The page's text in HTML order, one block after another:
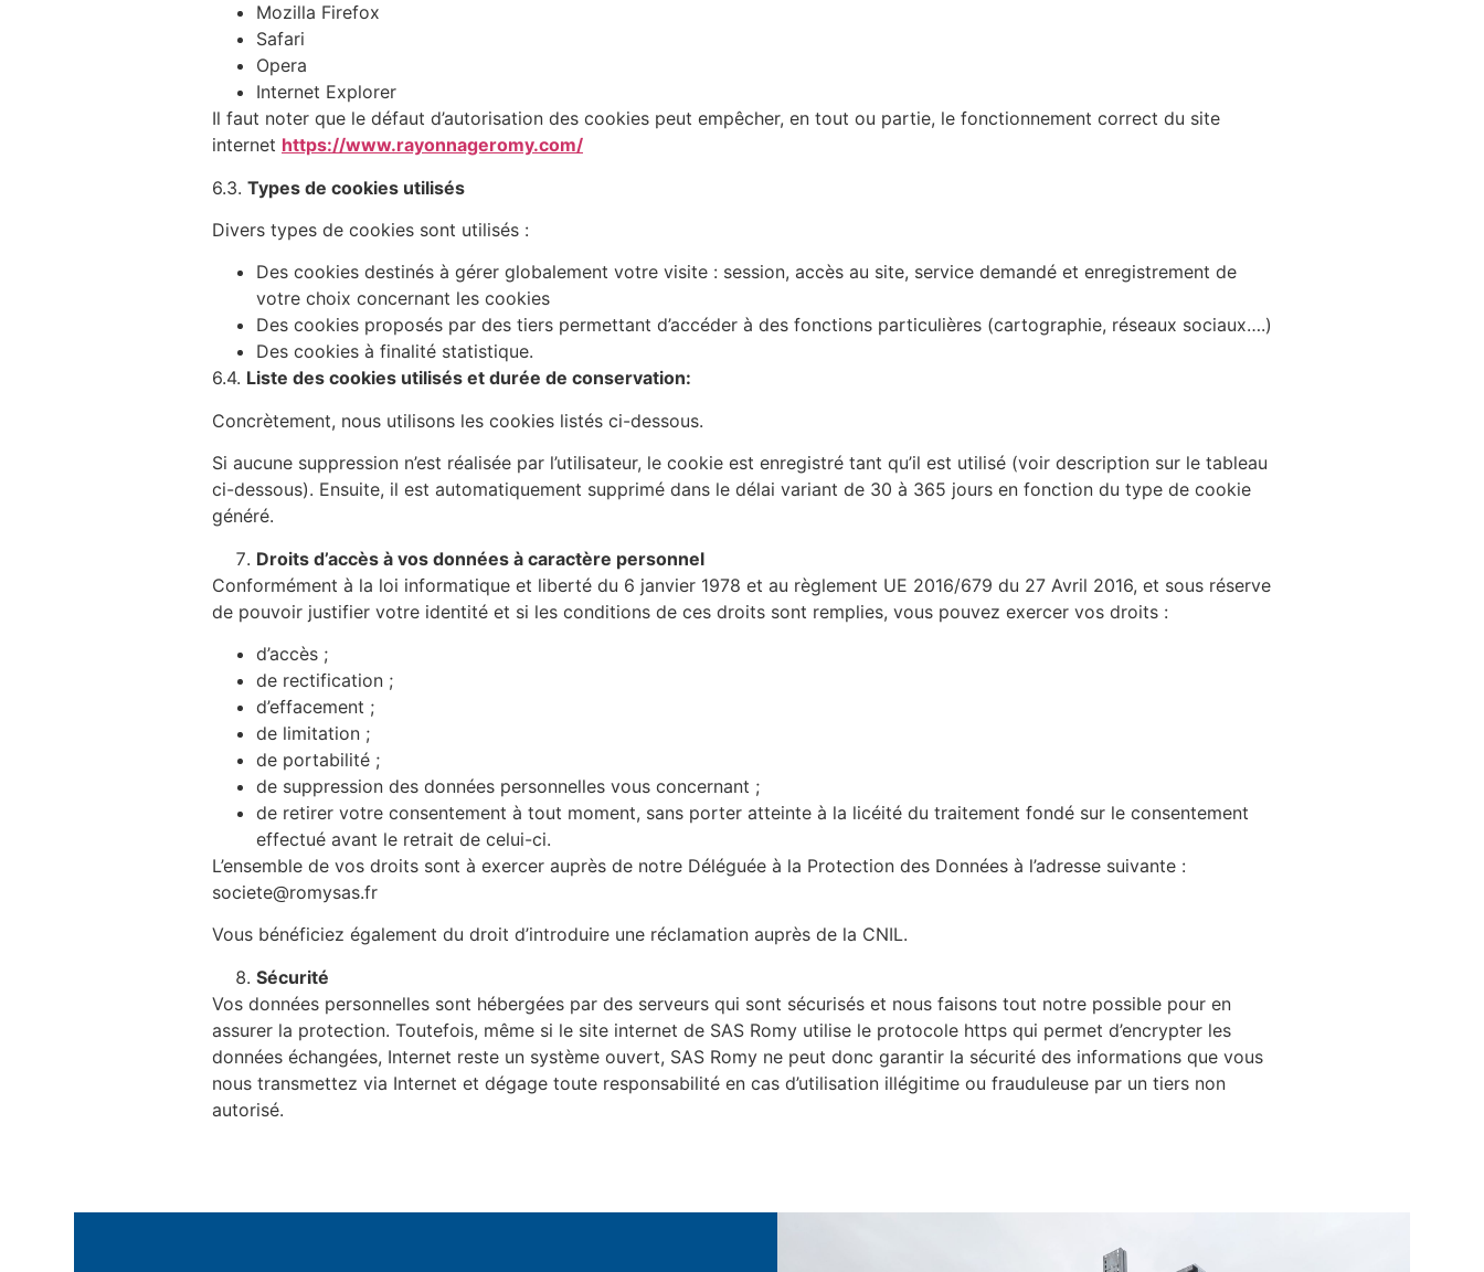
Mozilla Firefox
Safari
Opera
Internet Explorer
Il faut noter que le défaut d’autorisation des cookies peut empêcher, en tout ou partie, le fonctionnement correct du site
internet https://www.rayonnageromy.com/
6.3. Types de cookies utilisés
Divers types de cookies sont utilisés :
Des cookies destinés à gérer globalement votre visite : session, accès au site, service demandé et enregistrement de
votre choix concernant les cookies
Des cookies proposés par des tiers permettant d’accéder à des fonctions particulières (cartographie, réseaux sociaux….)
Des cookies à finalité statistique.
6.4. Liste des cookies utilisés et durée de conservation:
Concrètement, nous utilisons les cookies listés ci-dessous.
Si aucune suppression n’est réalisée par l’utilisateur, le cookie est enregistré tant qu’il est utilisé (voir description sur le tableau
ci-dessous). Ensuite, il est automatiquement supprimé dans le délai variant de 30 à 365 jours en fonction du type de cookie
généré.
Droits d’accès à vos données à caractère personnel
Conformément à la loi informatique et liberté du 6 janvier 1978 et au règlement UE 2016/679 du 27 Avril 2016, et sous réserve
de pouvoir justifier votre identité et si les conditions de ces droits sont remplies, vous pouvez exercer vos droits :
d’accès ;
de rectification ;
d’effacement ;
de limitation ;
de portabilité ;
de suppression des données personnelles vous concernant ;
de retirer votre consentement à tout moment, sans porter atteinte à la licéité du traitement fondé sur le consentement
effectué avant le retrait de celui-ci.
L’ensemble de vos droits sont à exercer auprès de notre Déléguée à la Protection des Données à l’adresse suivante :
societe@romysas.fr
Vous bénéficiez également du droit d’introduire une réclamation auprès de la CNIL.
Sécurité
Vos données personnelles sont hébergées par des serveurs qui sont sécurisés et nous faisons tout notre possible pour en
assurer la protection. Toutefois, même si le site internet de SAS Romy utilise le protocole https qui permet d’encrypter les
données échangées, Internet reste un système ouvert, SAS Romy ne peut donc garantir la sécurité des informations que vous
nous transmettez via Internet et dégage toute responsabilité en cas d’utilisation illégitime ou frauduleuse par un tiers non
autorisé.